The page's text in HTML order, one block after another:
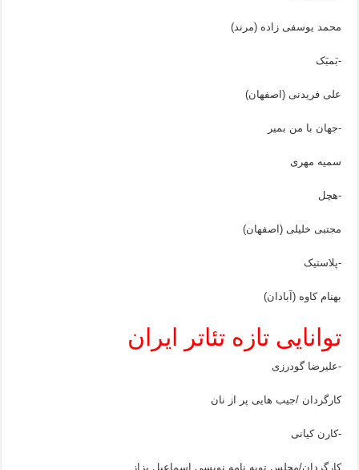
محمد یوسفی زاده (مرند)
-بَمبَک
علی فریدنی (اصفهان)
-جهان با من بمیر
سمیه مهری
-هچل
مجتبی خلیلی (اصفهان)
-پلاستیک
بهنام کاوه (آبادان)
توانایی تازه تئاتر ایران
-علیرضا گودرزی
کارگردان /جیب هایی پر از نان
-کارن کیانی
کارگردان/مجلس توبه نامه نویسی اسماعیل بزاز